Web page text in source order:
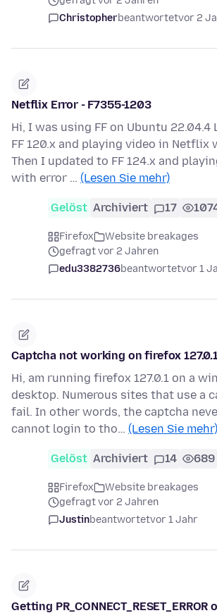
Christopherbeantwortetvor 2
Netflix Error - F7355-1203
Hi, I was using FF on Ubuntu 22.04.4
FF 120.x and playing video in Netflix
Then I updated to FF 124.x and
with error … (Lesen Sie mehr)
Gelöst Archiviert 17
Firefox
Website breakages
gefragt vor 2 Jahren
edu3382736beantwortetvor 1
Captcha not working on firefox
Hi, am running firefox 127.0.1 on a
desktop. Numerous sites that use a
fail. In other words, the captcha
cannot login to tho… (Lesen Sie mehr)
Gelöst Archiviert 14 689
Firefox
Website breakages
gefragt vor 2 Jahren
Justinbeantwortetvor 1 Jahr
Getting